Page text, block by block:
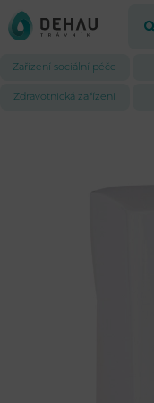
Zařízení sociální péče
Zdravotnická zařízení